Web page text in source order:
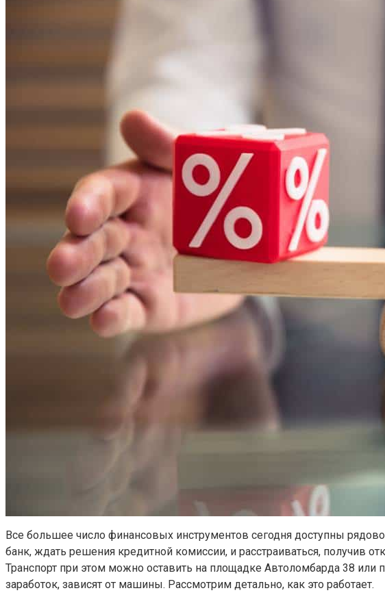
Все большее число финансовых инструментов сегодня доступны
банк, ждать решения кредитной комиссии, и расстраиваться, получив
Транспорт при этом можно оставить на площадке Автоломбарда 38 или
заработок, зависят от машины. Рассмотрим детально, как это работает.